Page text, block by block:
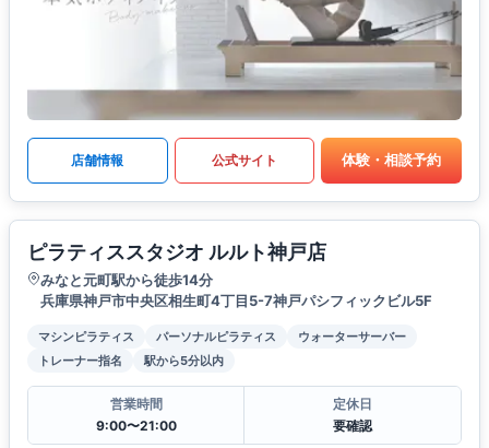
店舗情報 公式サイト 体験・相談予約
ピラティススタジオ ルルト神戸店
みなと元町駅から徒歩14分
兵庫県神戸市中央区相生町4丁目5-7神戸パシフィックビル5F
マシンピラティス パーソナルピラティス
ウォーターサーバー
トレーナー指名
駅から5分以内
営業時間
9:00〜21:00
定休日
要確認